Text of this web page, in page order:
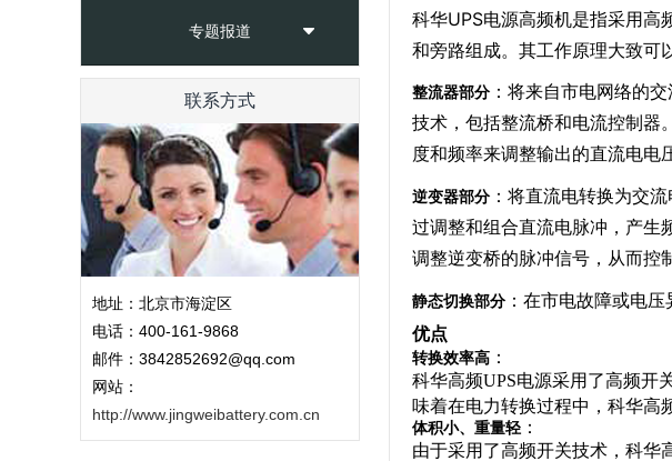
专题报道
联系方式
地址：北京市海淀区
电话：400-161-9868
邮件：3842852692@qq.com
网站：
http://www.jingweibattery.com.cn
科华UPS电源高频机是指采用高
和旁路组成。其工作原理大致可
整流器部分 ：将来自市电网络的
技术，包括整流桥和电流控制器
度和频率来调整输出的直流电电
逆变器部分 ：将直流电转换为交
过调整和组合直流电脉冲，产生
调整逆变桥的脉冲信号，从而控
静态切换部分 ：在市电故障或电
优点
转换效率高 ：
科华高频UPS电源采用了高频开
味着在电力转换过程中，科华高
体积小、重量轻 ：
由于采用了高频开关技术，科华